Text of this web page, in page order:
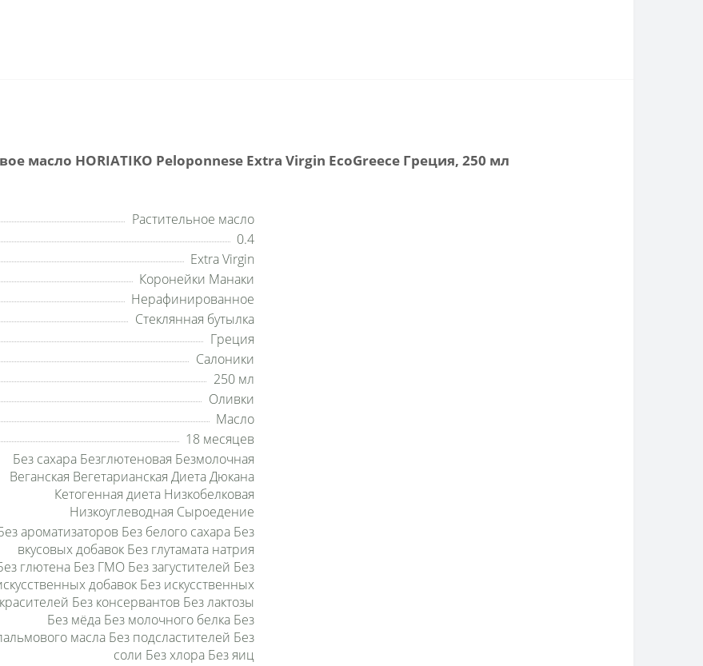
масло HORIATIKO Peloponnese Extra Virgin EcoGreece Греция, 250 мл
Растительное масло
0.4
Extra Virgin
Коронейки Манаки
Нерафинированное
Стеклянная бутылка
Греция
Салоники
250 мл
Оливки
Масло
18 месяцев
Без сахара Безглютеновая Безмолочная
Веганская Вегетарианская Диета Дюкана
Кетогенная диета Низкобелковая
Низкоуглеводная Сыроедение
ароматизаторов Без белого сахара Без
вкусовых добавок Без глутамата натрия
глютена Без ГМО Без загустителей Без
добавок Без искусственных
красителей Без консервантов Без лактозы
Без мёда Без молочного белка Без
масла Без подсластителей Без
соли Без хлора Без яиц